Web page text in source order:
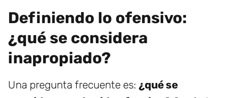
Definiendo lo ofensivo:
¿qué se considera
inapropiado?
Una pregunta frecuente es: ¿qué se